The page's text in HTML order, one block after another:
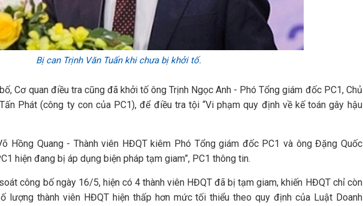
Bị can Trịnh Văn Tuấn khi chưa bị khởi tố.
Cơ quan điều tra cũng đã khởi tố ông Trịnh Ngọc Anh - Phó Tổng giám đốc PC1, Chủ
Phát (công ty con của PC1), để điều tra tội “Vi phạm quy định về kế toán gây hậu
Hồng Quang - Thành viên HĐQT kiêm Phó Tổng giám đốc PC1 và ông Đặng Quốc
hiện đang bị áp dụng biện pháp tạm giam”, PC1 thông tin.
công bố ngày 16/5, hiện có 4 thành viên HĐQT đã bị tạm giam, khiến HĐQT chỉ còn
lượng thành viên HĐQT hiện thấp hơn mức tối thiểu theo quy định của Luật Doanh